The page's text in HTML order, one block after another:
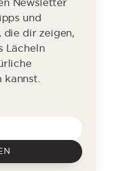
und
dir zeigen,
Lächeln
kannst.